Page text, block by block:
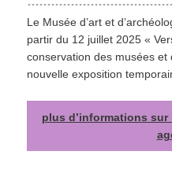
Le Musée d’art et
partir du 12 juillet 2025 «
conservation des musées et
nouvelle exposition
plus d’informations